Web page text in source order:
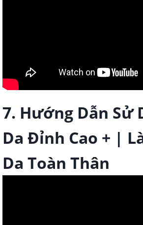
7. Hướng Dẫn Sử
Da Đỉnh Cao + |
Da Toàn Thân